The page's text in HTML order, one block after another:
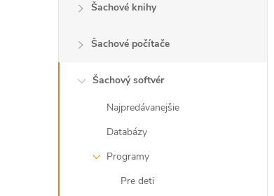
Šachové knihy
Šachové počítače
Šachový softvér
Najpredávanejšie
Databázy
Programy
Pre deti